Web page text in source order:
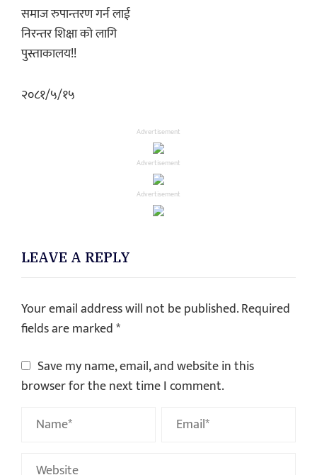
समाज रुपान्तरण गर्न लाई
निरन्तर शिक्षा को लागि
पुस्ताकालय!!
२०८१/५/१५
Advertisement
Advertisement
Advertisement
LEAVE A REPLY
Your email address will not be published.Required
fields are marked*
Save my name, email, and website in this
browser for the next time I comment.